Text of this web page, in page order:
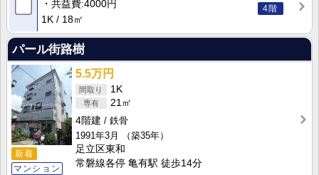
4階
共益費 4000円
1K
18㎡
パール街路樹
新着
マンション
5.5万円
1K
21㎡
4階建
鉄骨
1991年3月
（築35年）
足立区東和
常磐線各停 亀有駅 徒歩14分